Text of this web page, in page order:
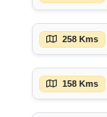
258 Kms
158 Kms